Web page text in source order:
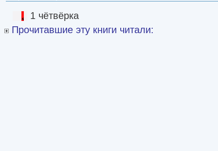
1 чётвёрка
Прочитавшие эту книги читали: